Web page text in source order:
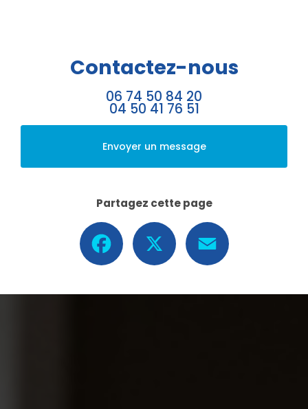
Contactez-nous
06 74 50 84 20
04 50 41 76 51
Envoyer un message
Partagez cette page
Facebook